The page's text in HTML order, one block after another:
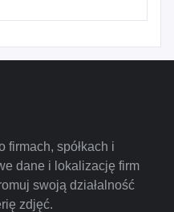
firmach, spółkach i
dane i lokalizację firm
swoją działalność
zdjęć.